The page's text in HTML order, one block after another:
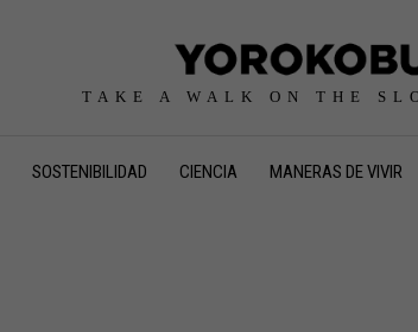
TAKE A WALK ON THE
SOSTENIBILIDAD CIENCIA MANERAS DE VIVIR